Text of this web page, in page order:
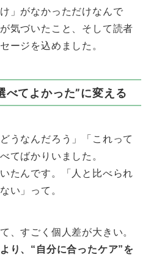
」がなかっただけなんで
気づいたこと、そして読者
ージを込めました。
べてよかった”に変える
うなんだろう」「これって
てばかりいました。
たんです。「人と比べられ
い」って。
、すごく個人差が大きい。
り、“自分に合ったケア”を